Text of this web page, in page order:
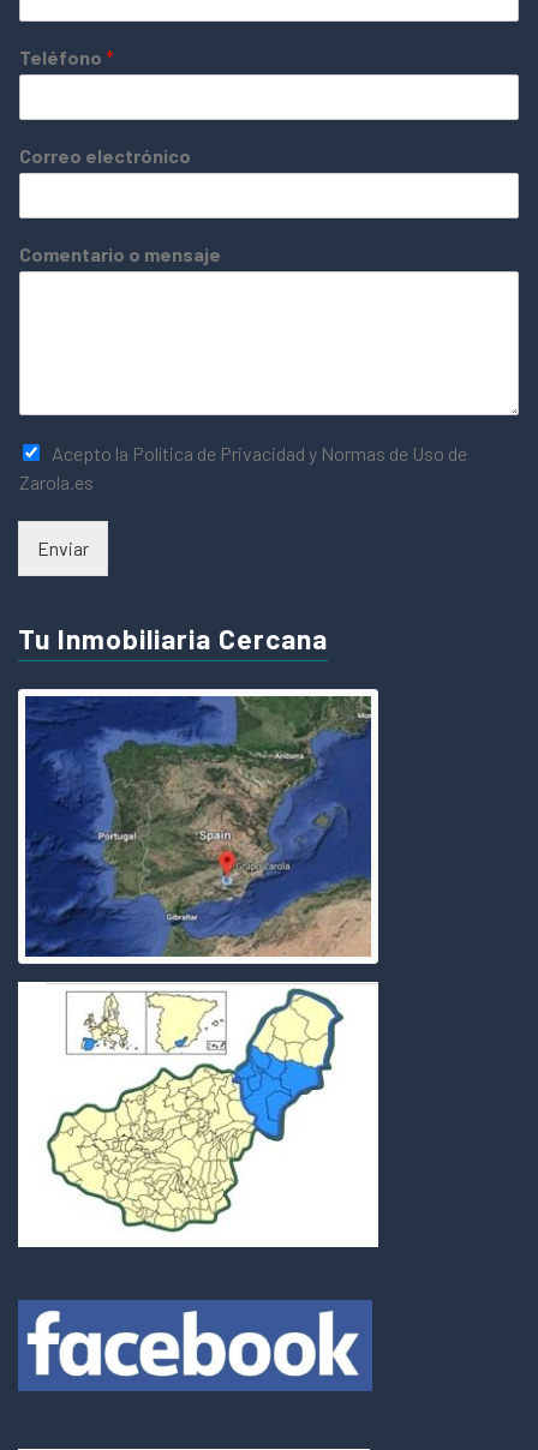
Teléfono *
Correo electrónico
Comentario o mensaje
Acepto la Política de Privacidad y Normas de Uso de
Zarola.es
Enviar
Tu Inmobiliaria Cercana